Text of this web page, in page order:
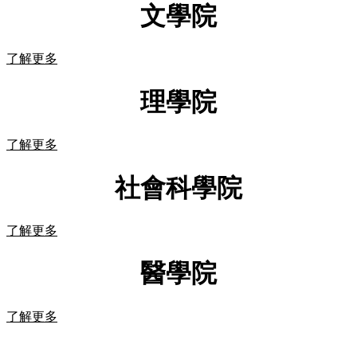
文學院
了解更多
理學院
了解更多
社會科學院
了解更多
醫學院
了解更多